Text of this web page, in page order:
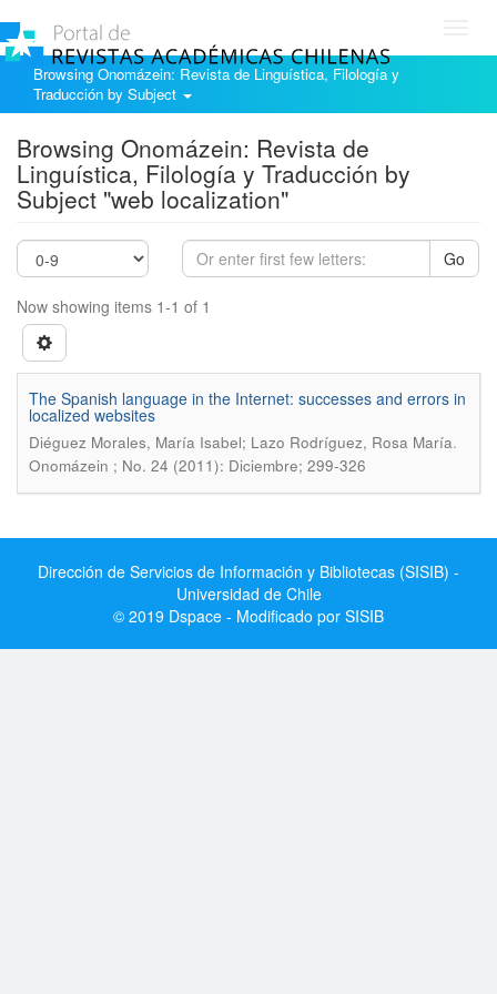
Browsing Onomázein: Revista de Linguística, Filología y
Traducción by Subject
Browsing Onomázein: Revista de
Linguística, Filología y Traducción by
Subject "web localization"
Go
Now showing items 1-1 of 1
The Spanish language in the Internet: successes and errors in
localized websites
Diéguez Morales, María Isabel; Lazo Rodríguez, Rosa María.
Onomázein ; No. 24 (2011): Diciembre; 299-326
Dirección de Servicios de Información y Bibliotecas (SISIB) -
Universidad de Chile
© 2019 Dspace - Modificado por SISIB